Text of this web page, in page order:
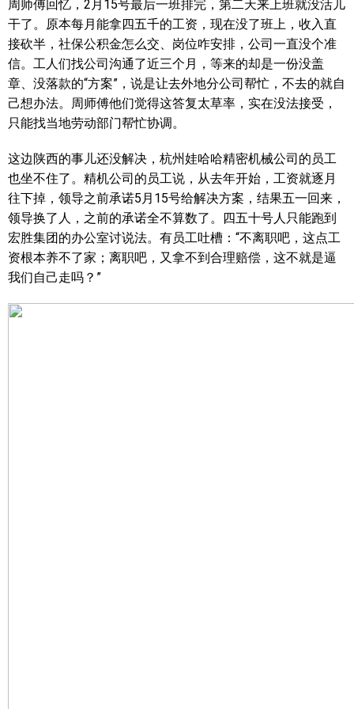
周师傅回忆，2月15号最后一班排完，第二天来上班就没活儿
干了。原本每月能拿四五千的工资，现在没了班上，收入直
接砍半，社保公积金怎么交、岗位咋安排，公司一直没个准
信。工人们找公司沟通了近三个月，等来的却是一份没盖
章、没落款的“方案”，说是让去外地分公司帮忙，不去的就自
己想办法。周师傅他们觉得这答复太草率，实在没法接受，
只能找当地劳动部门帮忙协调。
这边陕西的事儿还没解决，杭州娃哈哈精密机械公司的员工
也坐不住了。精机公司的员工说，从去年开始，工资就逐月
往下掉，领导之前承诺5月15号给解决方案，结果五一回来，
领导换了人，之前的承诺全不算数了。四五十号人只能跑到
宏胜集团的办公室讨说法。有员工吐槽：“不离职吧，这点工
资根本养不了家；离职吧，又拿不到合理赔偿，这不就是逼
我们自己走吗？”